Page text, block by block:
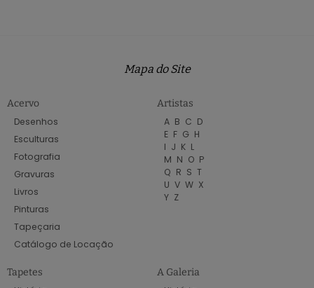
Mapa do Site
Acervo
Desenhos
Esculturas
Fotografia
Gravuras
Livros
Pinturas
Tapeçaria
Catálogo de Locação
Artistas
A B C D
E F G H
I J K L
M N O P
Q R S T
U V W X
Y Z
Tapetes
A Galeria